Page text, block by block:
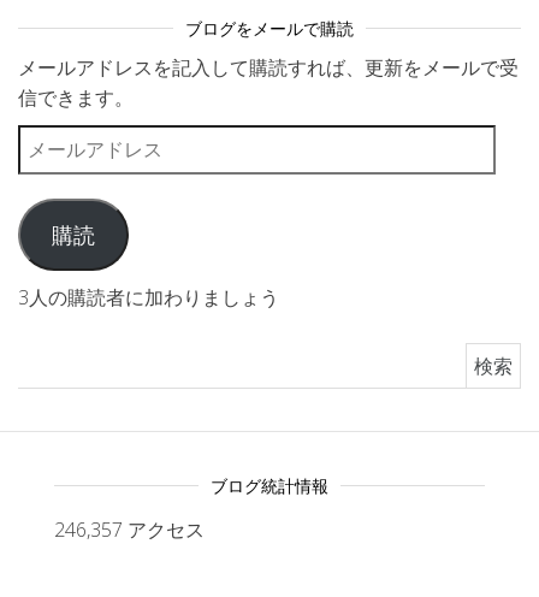
ブログをメールで購読
メールアドレスを記入して購読すれば、更新をメールで受
信できます。
メールアドレス
購読
3人の購読者に加わりましょう
ブログ統計情報
246,357 アクセス